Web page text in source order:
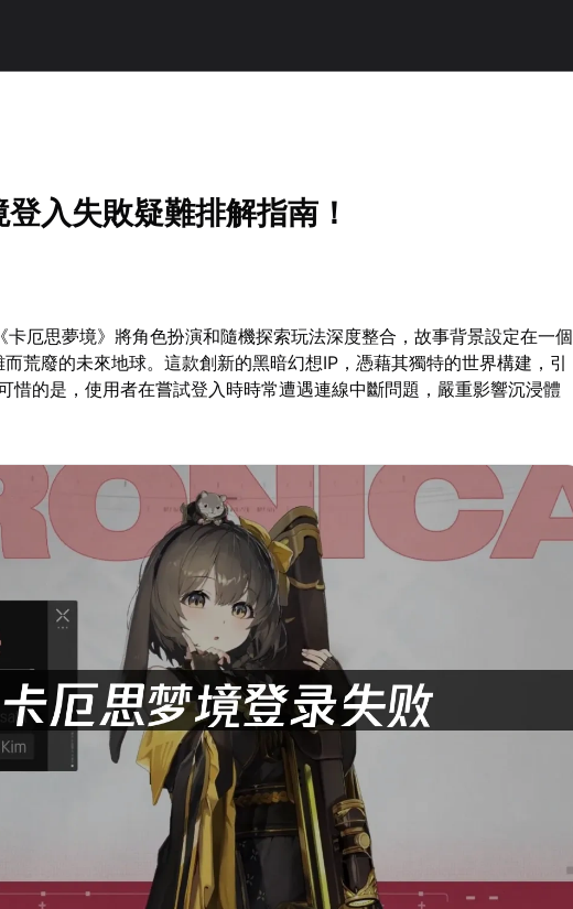
入失敗疑難排解指南！
厄思夢境》將角色扮演和隨機探索玩法深度整合，故事背景設定在一個
荒廢的未來地球。這款創新的黑暗幻想IP，憑藉其獨特的世界構建，引
惜的是，使用者在嘗試登入時時常遭遇連線中斷問題，嚴重影響沉浸體